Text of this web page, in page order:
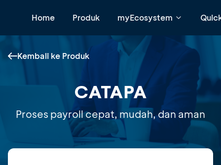
Home Produk myEcosystem
Kembali ke Produk
CATAPA
Proses payroll cepat, mudah, dan aman